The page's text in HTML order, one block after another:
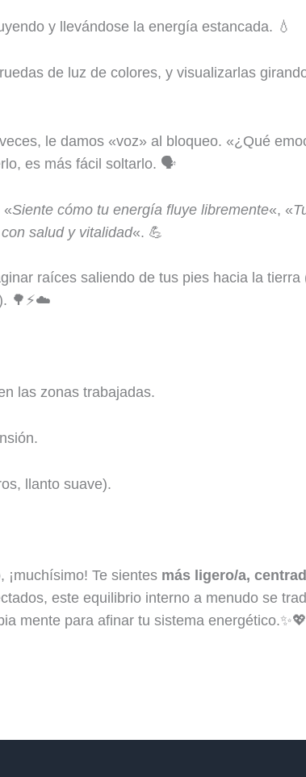
y llevándose la energía estancada. 💧
de luz de colores, y visualizarlas
le damos «voz» al bloqueo. «¿Qué
es más fácil soltarlo. 🗣️
«Siente cómo tu energía fluye libremente«, «
salud y vitalidad«. 💪
raíces saliendo de tus pies hacia la
🌳⚡☁️
las zonas trabajadas.
llanto suave).
¡muchísimo! Te sientes más ligero/a,
este equilibrio interno a menudo se
mente para afinar tu sistema energético.✨💖